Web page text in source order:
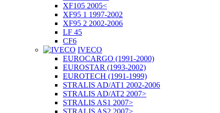
XF105 2005<
XF95 1 1997-2002
XF95 2 2002-2006
LF 45
CF6
IVECO
EUROCARGO (1991-2000)
EUROSTAR (1993-2002)
EUROTECH (1991-1999)
STRALIS AD/AT1 2002-2006
STRALIS AD/AT2 2007>
STRALIS AS1 2007>
STRALIS AS2 2007>